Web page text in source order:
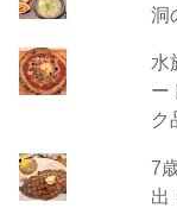
洞
水
ー
ク
7
出